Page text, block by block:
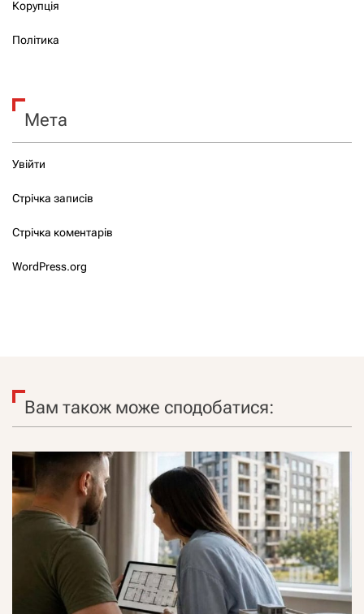
Корупція
Політика
Мета
Увійти
Стрічка записів
Стрічка коментарів
WordPress.org
Вам також може сподобатися: